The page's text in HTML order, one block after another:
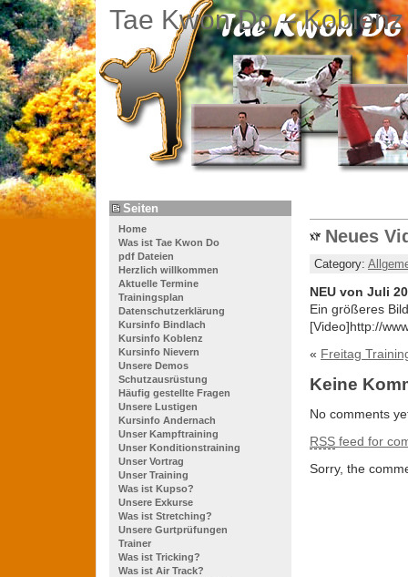
Tae Kwon Do –
Seiten
Home
Was ist Tae Kwon Do
pdf Dateien
Herzlich willkommen
Aktuelle Termine
Trainingsplan
Datenschutzerklärung
Kursinfo Bindlach
Kursinfo Koblenz
Kursinfo Nievern
Unsere Demos
Schutzausrüstung
Häufig gestellte Fragen
Unsere Lustigen
Kursinfo Andernach
Unser Kampftraining
Unser Konditionstraining
Unser Vortrag
Unser Training
Was ist Kupso?
Unsere Exkurse
Was ist Stretching?
Unsere Gurtprüfungen
Trainer
Was ist Tricking?
Was ist Air Track?
Neues
Category:
NEU von Juli
Ein größeres
[Video]http://
« Freitag
Keine
No comments
RSS feed for
Sorry, the